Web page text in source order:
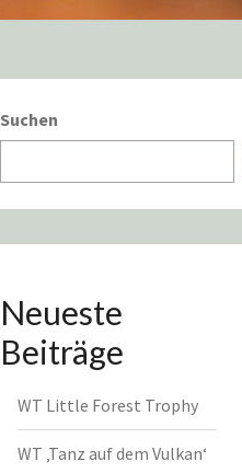
Suchen
Neueste
Beiträge
WT Little Forest Trophy
WT ‚Tanz auf dem Vulkan‘